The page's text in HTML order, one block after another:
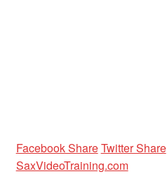
Facebook ShareTwitter Share
SaxVideoTraining.com